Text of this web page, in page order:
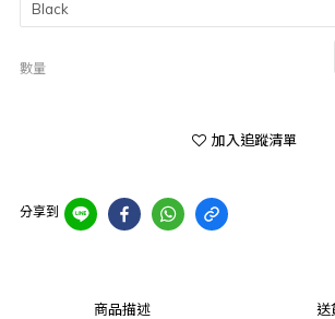
數量
加入追蹤清單
分享到
商品描述 送